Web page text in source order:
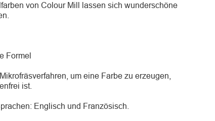
von Colour Mill lassen sich wunderschöne
Formel
um eine Farbe zu erzeugen,
ist.
Englisch und Französisch.